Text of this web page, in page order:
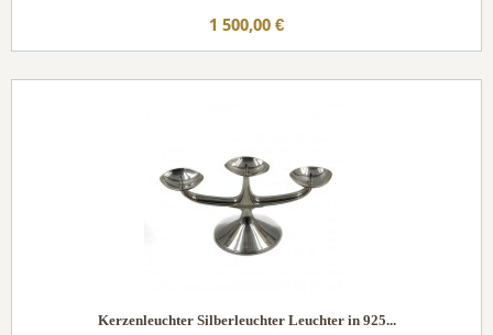
1 500,00 €
Kerzenleuchter Silberleuchter Leuchter in 925...